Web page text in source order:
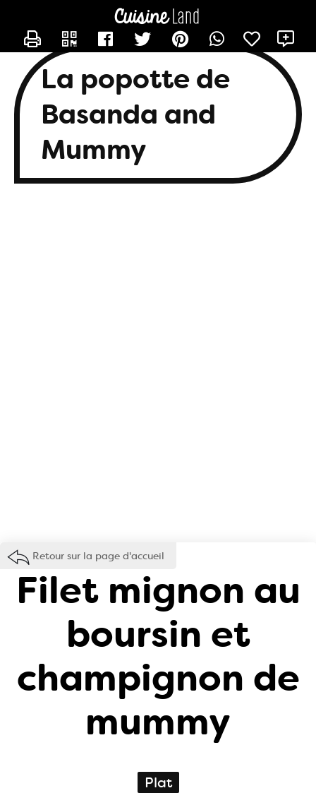
La popotte de
Basanda and
Mummy
Retour sur la page d'accueil
Filet mignon au
boursin et
champignon de
mummy
Plat
CONTACTER BASANDA